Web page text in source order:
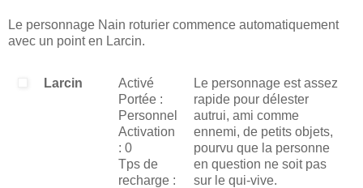
Le personnage Nain roturier commence automatiquement
avec un point en Larcin.
Larcin
Activé
Portée :
Personnel
Activation
: 0
Tps de
recharge :
Le personnage est assez
rapide pour délester
autrui, ami comme
ennemi, de petits objets,
pourvu que la personne
en question ne soit pas
sur le qui-vive.